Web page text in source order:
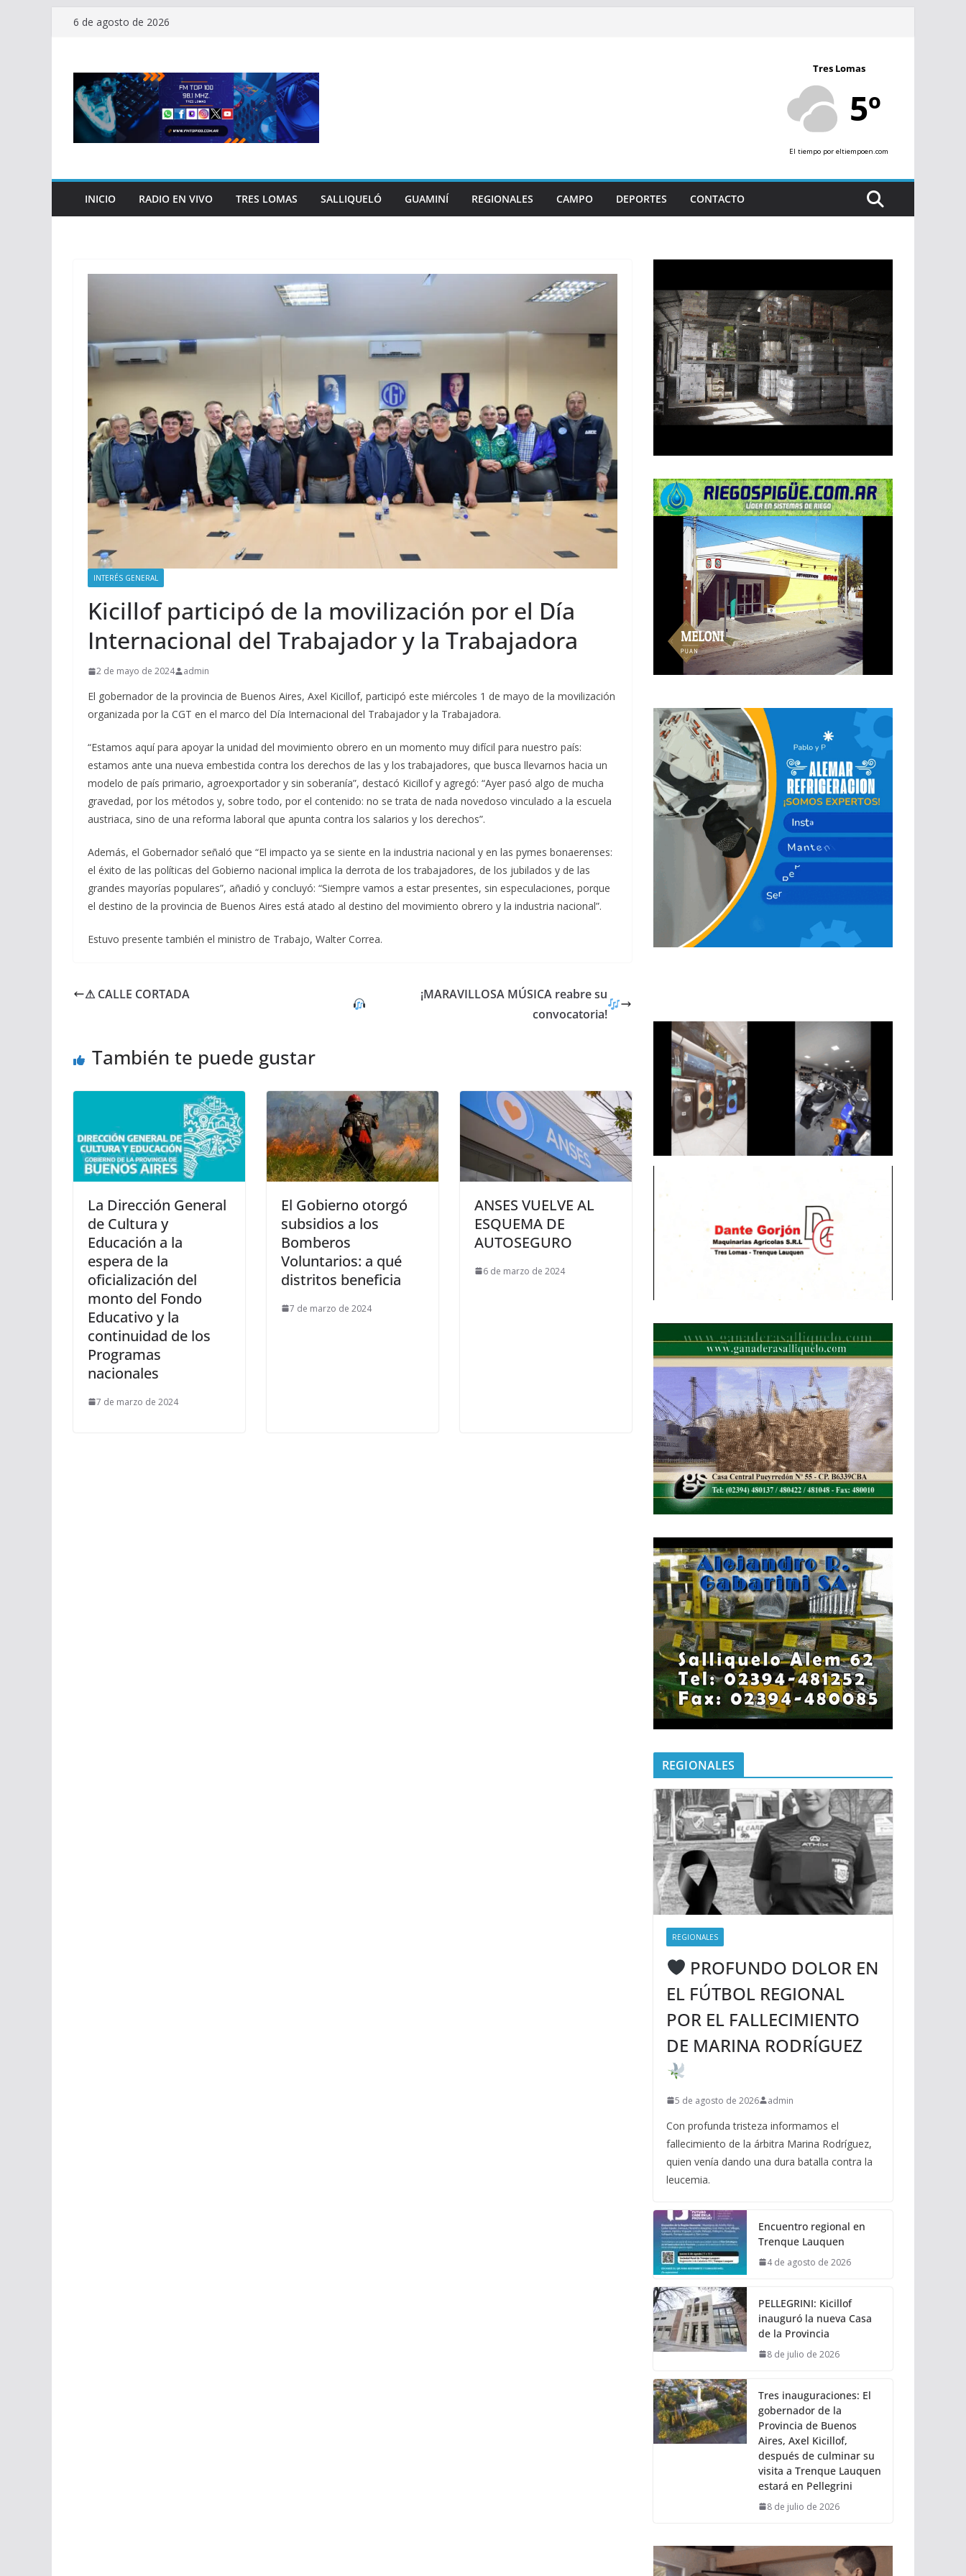
Saltar6 de agosto de 2026
Tres Lomas
5º
El tiempo por eltiempoen.com
INICIO RADIO EN VIVO TRES LOMAS SALLIQUELÓ GUAMINÍ REGIONALES CAMPO DEPORTES CONTACTO
INTERÉS GENERAL
Kicillof participó de la movilización por el Día
Internacional del Trabajador y la Trabajadora
2 de mayo de 2024 admin
El gobernador de la provincia de Buenos Aires, Axel Kicillof, participó este miércoles 1 de mayo de la movilización
organizada por la CGT en el marco del Día Internacional del Trabajador y la Trabajadora.
“Estamos aquí para apoyar la unidad del movimiento obrero en un momento muy difícil para nuestro país:
estamos ante una nueva embestida contra los derechos de las y los trabajadores, que busca llevarnos hacia un
modelo de país primario, agroexportador y sin soberanía”, destacó Kicillof y agregó: “Ayer pasó algo de mucha
gravedad, por los métodos y, sobre todo, por el contenido: no se trata de nada novedoso vinculado a la escuela
austriaca, sino de una reforma laboral que apunta contra los salarios y los derechos”.
Además, el Gobernador señaló que “El impacto ya se siente en la industria nacional y en las pymes bonaerenses:
el éxito de las políticas del Gobierno nacional implica la derrota de los trabajadores, de los jubilados y de las
grandes mayorías populares”, añadió y concluyó: “Siempre vamos a estar presentes, sin especulaciones, porque
el destino de la provincia de Buenos Aires está atado al destino del movimiento obrero y la industria nacional”.
Estuvo presente también el ministro de Trabajo, Walter Correa.
⚠ CALLE CORTADA
¡MARAVILLOSA MÚSICA reabre su
convocatoria!
También te puede gustar
La Dirección General
de Cultura y
Educación a la
espera de la
oficialización del
monto del Fondo
Educativo y la
continuidad de los
Programas
nacionales
7 de marzo de 2024
El Gobierno otorgó
subsidios a los
Bomberos
Voluntarios: a qué
distritos beneficia
7 de marzo de 2024
ANSES VUELVE AL
ESQUEMA DE
AUTOSEGURO
6 de marzo de 2024
REGIONALES
REGIONALES
PROFUNDO DOLOR EN
EL FÚTBOL REGIONAL
POR EL FALLECIMIENTO
DE MARINA RODRÍGUEZ
5 de agosto de 2026 admin
Con profunda tristeza informamos el
fallecimiento de la árbitra Marina Rodríguez,
quien venía dando una dura batalla contra la
leucemia.
Encuentro regional en
Trenque Lauquen
4 de agosto de 2026
PELLEGRINI: Kicillof
inauguró la nueva Casa
de la Provincia
8 de julio de 2026
Tres inauguraciones: El
gobernador de la
Provincia de Buenos
Aires, Axel Kicillof,
después de culminar su
visita a Trenque Lauquen
estará en Pellegrini
8 de julio de 2026